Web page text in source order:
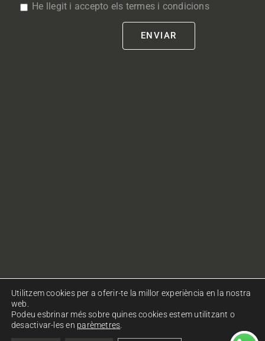
He llegit i accepto els termes i condicions
Utilitzem cookies per a oferir-te la millor experiència en la nostra
web.
Podeu esbrinar més sobre quines cookies estem utilitzant o
desactivar-les en parèmetres